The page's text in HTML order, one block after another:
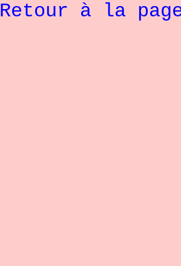
Retour à la